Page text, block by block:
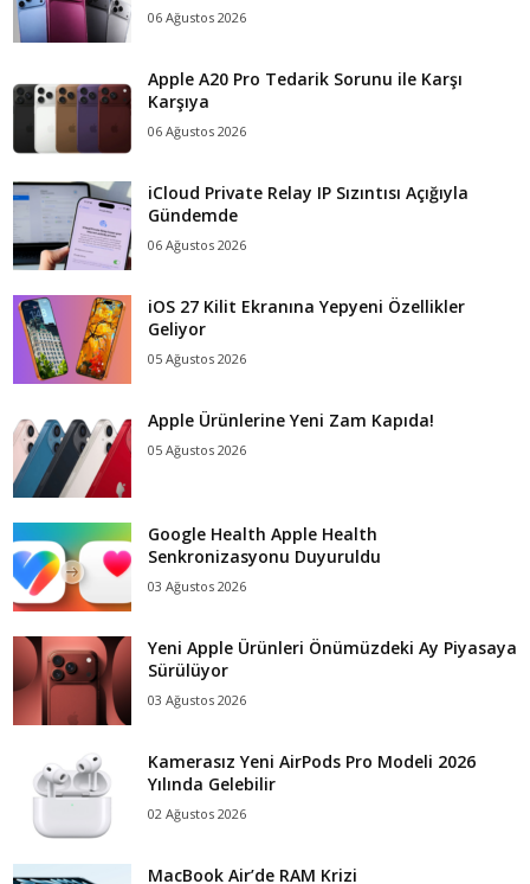
06 Ağustos 2026
Apple A20 Pro Tedarik Sorunu ile Karşı
Karşıya
06 Ağustos 2026
iCloud Private Relay IP Sızıntısı Açığıyla
Gündemde
06 Ağustos 2026
iOS 27 Kilit Ekranına Yepyeni Özellikler
Geliyor
05 Ağustos 2026
Apple Ürünlerine Yeni Zam Kapıda!
05 Ağustos 2026
Google Health Apple Health
Senkronizasyonu Duyuruldu
03 Ağustos 2026
Yeni Apple Ürünleri Önümüzdeki Ay Piyasaya
Sürülüyor
03 Ağustos 2026
Kamerasız Yeni AirPods Pro Modeli 2026
Yılında Gelebilir
02 Ağustos 2026
MacBook Air’de RAM Krizi